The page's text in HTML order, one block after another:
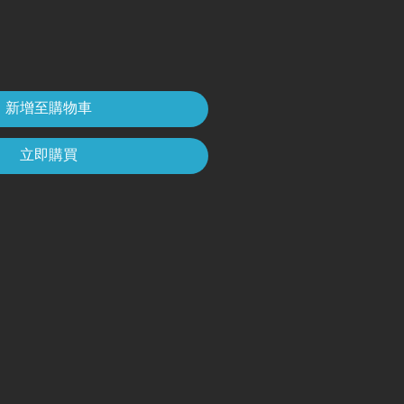
新增至購物車
立即購買